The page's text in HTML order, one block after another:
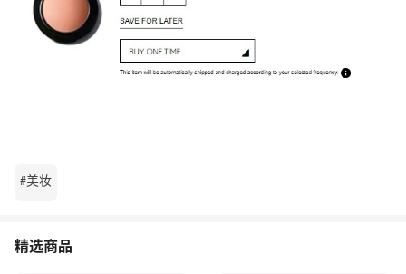
#美妆
精选商品